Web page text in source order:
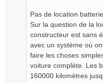
Pas de location batterie
Sur la question de la
constructeur est sans
avec un système où
faire les choses
voiture complète. Les
160000 kilomètres